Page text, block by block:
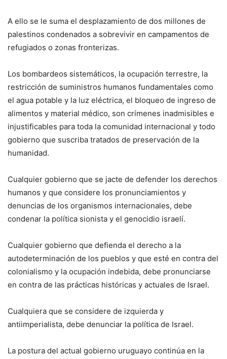
A ello se le suma el desplazamiento de dos millones de
palestinos condenados a sobrevivir en campamentos de
refugiados o zonas fronterizas.
Los bombardeos sistemáticos, la ocupación terrestre, la
restricción de suministros humanos fundamentales como
el agua potable y la luz eléctrica, el bloqueo de ingreso de
alimentos y material médico, son crímenes inadmisibles e
injustificables para toda la comunidad internacional y todo
gobierno que suscriba tratados de preservación de la
humanidad.
Cualquier gobierno que se jacte de defender los derechos
humanos y que considere los pronunciamientos y
denuncias de los organismos internacionales, debe
condenar la política sionista y el genocidio israelí.
Cualquier gobierno que defienda el derecho a la
autodeterminación de los pueblos y que esté en contra del
colonialismo y la ocupación indebida, debe pronunciarse
en contra de las prácticas históricas y actuales de Israel.
Cualquiera que se considere de izquierda y
antiimperialista, debe denunciar la política de Israel.
La postura del actual gobierno uruguayo continúa en la